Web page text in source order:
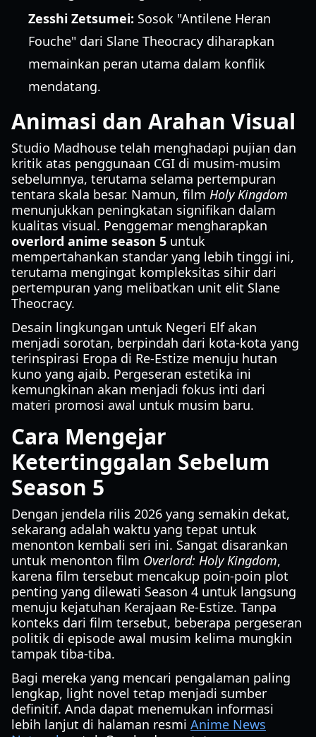
Zesshi Zetsumei: Sosok "Antilene Heran
Fouche" dari Slane Theocracy diharapkan
memainkan peran utama dalam konflik
mendatang.
Animasi dan Arahan Visual
Studio Madhouse telah menghadapi pujian dan
kritik atas penggunaan CGI di musim-musim
sebelumnya, terutama selama pertempuran
tentara skala besar. Namun, film Holy Kingdom
menunjukkan peningkatan signifikan dalam
kualitas visual. Penggemar mengharapkan
overlord anime season 5 untuk
mempertahankan standar yang lebih tinggi ini,
terutama mengingat kompleksitas sihir dari
pertempuran yang melibatkan unit elit Slane
Theocracy.
Desain lingkungan untuk Negeri Elf akan
menjadi sorotan, berpindah dari kota-kota yang
terinspirasi Eropa di Re-Estize menuju hutan
kuno yang ajaib. Pergeseran estetika ini
kemungkinan akan menjadi fokus inti dari
materi promosi awal untuk musim baru.
Cara Mengejar
Ketertinggalan Sebelum
Season 5
Dengan jendela rilis 2026 yang semakin dekat,
sekarang adalah waktu yang tepat untuk
menonton kembali seri ini. Sangat disarankan
untuk menonton film Overlord: Holy Kingdom,
karena film tersebut mencakup poin-poin plot
penting yang dilewati Season 4 untuk langsung
menuju kejatuhan Kerajaan Re-Estize. Tanpa
konteks dari film tersebut, beberapa pergeseran
politik di episode awal musim kelima mungkin
tampak tiba-tiba.
Bagi mereka yang mencari pengalaman paling
lengkap, light novel tetap menjadi sumber
definitif. Anda dapat menemukan informasi
lebih lanjut di halaman resmi Anime News